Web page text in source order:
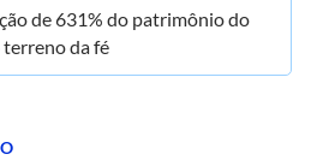
de 631% do patrimônio do
da fé